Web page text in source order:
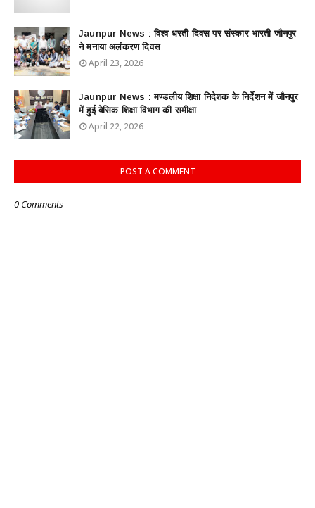
Jaunpur News : विश्व धरती दिवस पर संस्कार भारती जौनपुर
ने मनाया अलंकरण दिवस
April 23, 2026
Jaunpur News : ​मण्डलीय शिक्षा निदेशक के निर्देशन में जौनपुर
में हुई बेसिक शिक्षा विभाग की समीक्षा
April 22, 2026
POST A COMMENT
0 Comments